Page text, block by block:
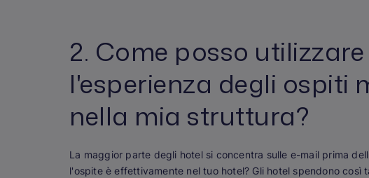
2. Come posso
l'esperienza degli ospiti
nella mia struttura?
La maggior parte degli hotel si concentra sulle e-mail prima
l'ospite è effettivamente nel tuo hotel? Gli hotel spendono